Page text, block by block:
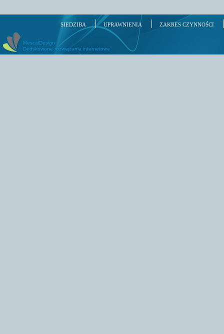
SIEDZIBA UPRAWNIENIA ZAKRES CZYNNOŚCI
MescalDesign
Dedykowane rozwiązania internetowe